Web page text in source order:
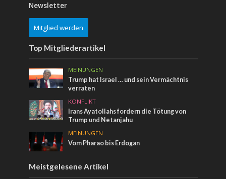
Newsletter
Mitglied werden
Top Mitgliederartikel
MEINUNGEN
Trump hat Israel … und sein Vermächtnis
verraten
KONFLIKT
Irans Ayatollahs fordern die Tötung von
Trump und Netanjahu
MEINUNGEN
Vom Pharao bis Erdogan
Meistgelesene Artikel